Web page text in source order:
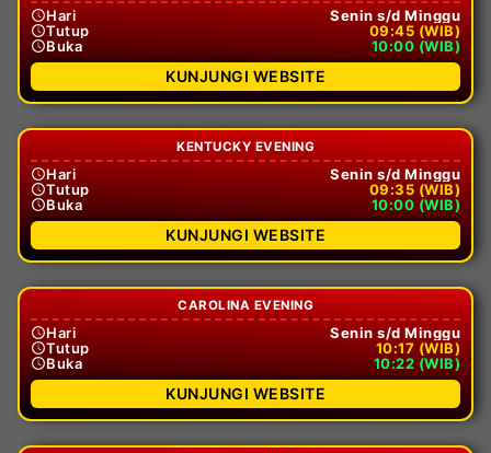
Hari
Senin s/d Minggu
Tutup
09:45 (WIB)
Buka
10:00 (WIB)
KUNJUNGI WEBSITE
KENTUCKY EVENING
Hari
Senin s/d Minggu
Tutup
09:35 (WIB)
Buka
10:00 (WIB)
KUNJUNGI WEBSITE
CAROLINA EVENING
Hari
Senin s/d Minggu
Tutup
10:17 (WIB)
Buka
10:22 (WIB)
KUNJUNGI WEBSITE